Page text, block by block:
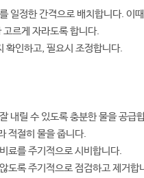
일정한 간격으로 배치합니다. 이때
르게 자라도록 합니다.
확인하고, 필요시 조정합니다.
내릴 수 있도록 충분한 물을 공급
적절히 물을 줍니다.
료를 주기적으로 시비합니다.
도록 주기적으로 점검하고 제거합